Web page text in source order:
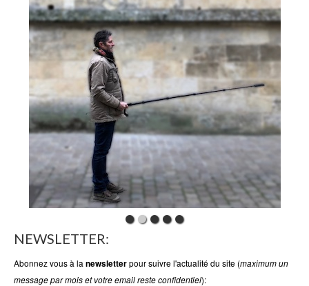
NEWSLETTER:
Abonnez vous à la newsletterpour suivre l'actualité du site (maximum un
message par mois et votre email reste confidentiel):